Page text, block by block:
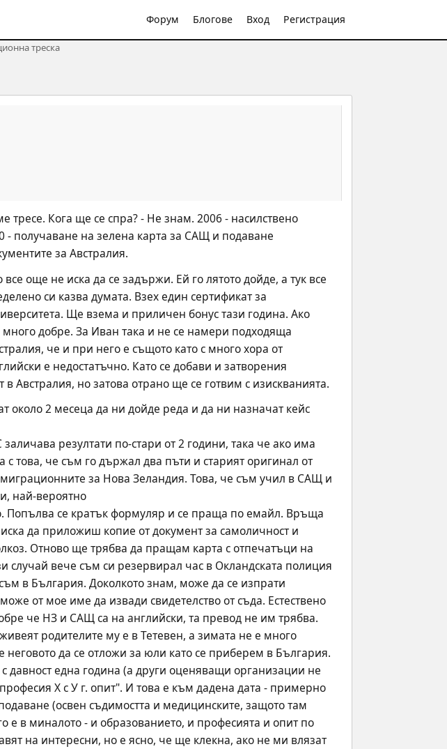
Форум Блогове Вход Регистрация
треска
Кога ще се спра? - Не знам. 2006 - насилствено
- получаване на зелена карта за САЩ и подаване
за Австралия.
още не иска да се задържи. Ей го лятото дойде, а тук все
си казва думата. Взех един сертификат за
Ще взема и приличен бонус тази година. Ако
добре. За Иван така и не се намери подходяща
че и при него е същото като с много хора от
е недостатъчно. Като се добави и затворения
Австралия, но затова отрано ще се готвим с изискванията.
около 2 месеца да ни дойде реда и да ни назначат кейс
резултати по-стари от 2 години, така че ако има
това, че съм го държал два пъти и старият оригинал от
за Нова Зеландия. Това, че съм учил в САЩ и
най-вероятно
Попълва се кратък формуляр и се праща по емайл. Връща
да приложиш копие от документ за самоличност и
Отново ще трябва да пращам карта с отпечатъци на
случай вече съм си резервирал час в Окландската полиция
в България. Доколкото знам, може да се изпрати
от мое име да извади свидетелство от съда. Естествено
че НЗ и САЩ са на английски, та превод не им трябва.
родителите му е в Тетевен, а зимата не е много
да се отложи за юли като се приберем в България.
давност една година (а други оценяващи организации не
Х с У г. опит". И това е към дадена дата - примерно
(освен съдимостта и медицинските, защото там
в миналото - и образованието, и професията и опит по
на интересни, но е ясно, че ще клекна, ако не ми влязат